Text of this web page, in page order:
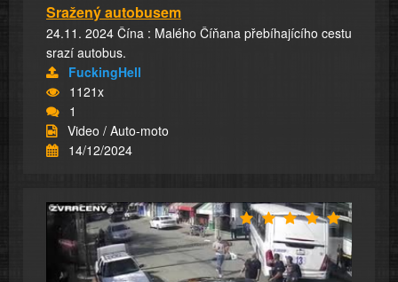
Sražený autobusem
24.11. 2024 Čína : Malého Číňana přebíhajícího cestu
srazí autobus.
FuckingHell
1121x
1
Video / Auto-moto
14/12/2024